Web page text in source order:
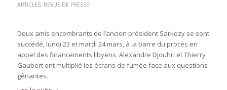
ARTICLES, REVUE DE PRESSE
Deux amis encombrants de l’ancien président Sarkozy se sont
succédé, lundi 23 et mardi 24 mars, à la barre du procès en
appel des financements libyens. Alexandre Djouhri et Thierry
Gaubert ont multiplié les écrans de fumée face aux questions
gênantes.